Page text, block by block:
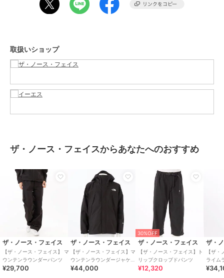
アウター・ジャケット・コート
／ マウンテンパーカー
カラー ブラック
素材
表側：ポリエステル１００％（コ
原産国 ベトナム製
取扱いショップ
ザ・ノース・フェイスからあなたへのおすすめ
ザ・ノース・フェイス
【ザ・ノース・フェイス】 マ
ウンテンラウンダーパンツ
¥29,700
ザ・ノース・フェイス
【ザ・ノース・フェイス】マ
ウンテンラウンダージャケッ
ト
¥44,000
30%OFF
ザ・ノース・フェイス
【ザ・ノース・フェイス】ト
リップクロップドパンツ
¥12,320
ザ・
【ザ
ライム